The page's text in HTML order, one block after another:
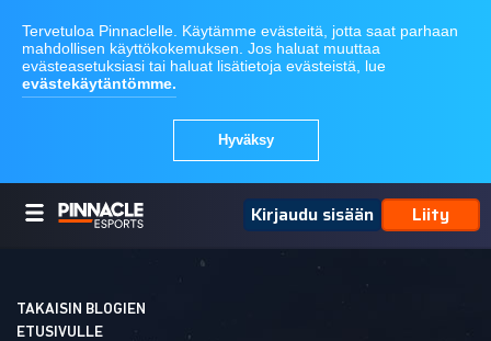
Kirjaudu sisään Liity
TAKAISIN BLOGIEN
ETUSIVULLE